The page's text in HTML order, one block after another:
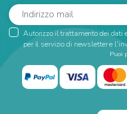
Autorizzo il trattamento dei dati
per il servizio di newsletter e
Puoi